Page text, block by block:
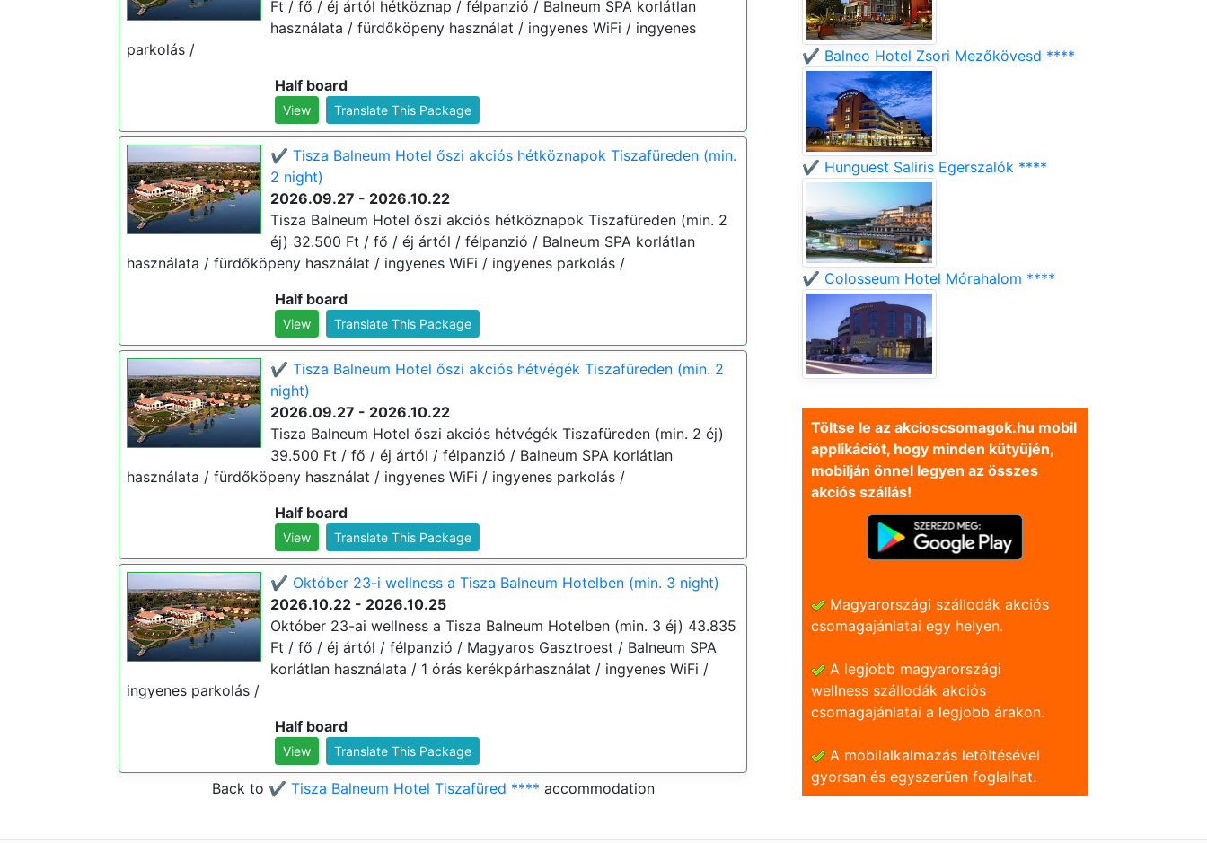
Ft / fő / éj ártól hétköznap / félpanzió / Balneum SPA korlátlan
használata / fürdőköpeny használat / ingyenes WiFi / ingyenes
parkolás /
Half board
View Translate This Package
✔️ Tisza Balneum Hotel őszi akciós hétköznapok Tiszafüreden (min.
2 night)
2026.09.27 - 2026.10.22
Tisza Balneum Hotel őszi akciós hétköznapok Tiszafüreden (min. 2
éj) 32.500 Ft / fő / éj ártól / félpanzió / Balneum SPA korlátlan
használata / fürdőköpeny használat / ingyenes WiFi / ingyenes parkolás /
Half board
View Translate This Package
✔️ Tisza Balneum Hotel őszi akciós hétvégék Tiszafüreden (min. 2
night)
2026.09.27 - 2026.10.22
Tisza Balneum Hotel őszi akciós hétvégék Tiszafüreden (min. 2 éj)
39.500 Ft / fő / éj ártól / félpanzió / Balneum SPA korlátlan
használata / fürdőköpeny használat / ingyenes WiFi / ingyenes parkolás /
Half board
View Translate This Package
✔️ Október 23-i wellness a Tisza Balneum Hotelben (min. 3 night)
2026.10.22 - 2026.10.25
Október 23-ai wellness a Tisza Balneum Hotelben (min. 3 éj) 43.835
Ft / fő / éj ártól / félpanzió / Magyaros Gasztroest / Balneum SPA
korlátlan használata / 1 órás kerékpárhasználat / ingyenes WiFi /
ingyenes parkolás /
Half board
View Translate This Package
Back to ✔️ Tisza Balneum Hotel Tiszafüred **** accommodation
✔️ Balneo Hotel Zsori Mezőkövesd ****
✔️ Hunguest Saliris Egerszalók ****
✔️ Colosseum Hotel Mórahalom ****
Töltse le az akcioscsomagok.hu mobil
applikációt, hogy minden kütyüjén,
mobilján önnel legyen az összes
akciós szállás!
Magyarországi szállodák akciós
csomagajánlatai egy helyen.
A legjobb magyarországi
wellness szállodák akciós
csomagajánlatai a legjobb árakon.
A mobilalkalmazás letöltésével
gyorsan és egyszerũen foglalhat.